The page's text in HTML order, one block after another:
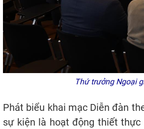
Thứ trưởng Ngoại
Phát biểu khai mạc Diễn đàn
sự kiện là hoạt động thiết thực